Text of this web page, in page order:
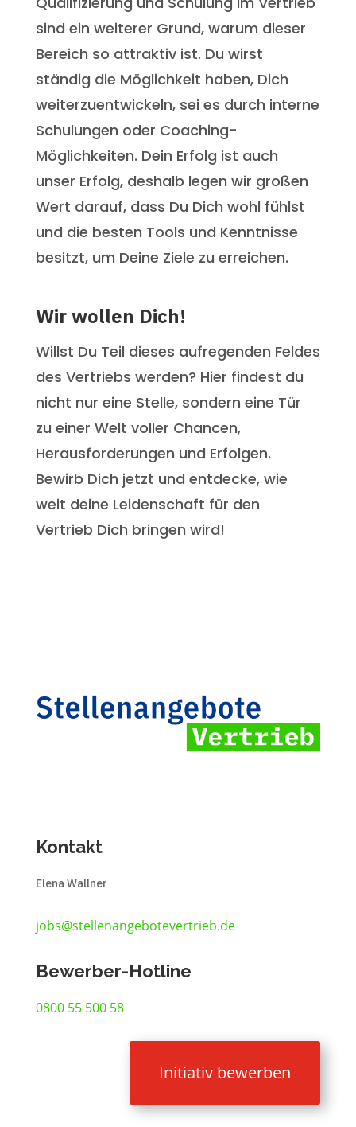
sind ein weiterer Grund, warum dieser
Bereich so attraktiv ist. Du wirst
ständig die Möglichkeit haben, Dich
weiterzuentwickeln, sei es durch interne
Schulungen oder Coaching-
Möglichkeiten. Dein Erfolg ist auch
unser Erfolg, deshalb legen wir großen
Wert darauf, dass Du Dich wohl fühlst
und die besten Tools und Kenntnisse
besitzt, um Deine Ziele zu erreichen.
Wir wollen Dich!
Willst Du Teil dieses aufregenden Feldes
des Vertriebs werden? Hier findest du
nicht nur eine Stelle, sondern eine Tür
zu einer Welt voller Chancen,
Herausforderungen und Erfolgen.
Bewirb Dich jetzt und entdecke, wie
weit deine Leidenschaft für den
Vertrieb Dich bringen wird!
Kontakt
Elena Wallner
jobs@stellenangebotevertrieb.de
Bewerber-Hotline
0800 55 500 58
Initiativ bewerben